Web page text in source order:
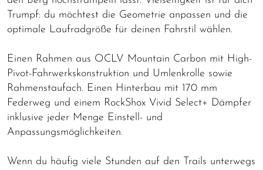
Trumpf: du möchtest die Geometrie anpassen und die
optimale Laufradgröße für deinen Fahrstil wählen.
Einen Rahmen aus OCLV Mountain Carbon mit High-
Pivot-Fahrwerkskonstruktion und Umlenkrolle sowie
Rahmenstaufach. Einen Hinterbau mit 170 mm
Federweg und einem RockShox Vivid Select+ Dämpfer
inklusive jeder Menge Einstell- und
Anpassungsmöglichkeiten.
Wenn du häufig viele Stunden auf den Trails unterwegs